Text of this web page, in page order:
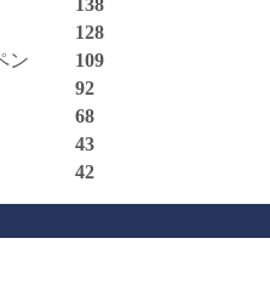
128
ン
109
92
68
43
42